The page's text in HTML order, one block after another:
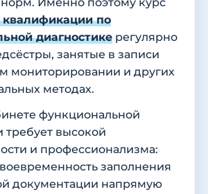
по
диагностике регулярно
занятые в записи
мониторировании и других
методах.
функциональной
требует высокой
и профессионализма:
заполнения
документации напрямую